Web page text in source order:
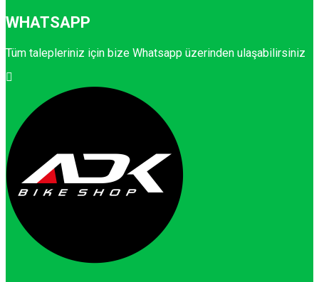
WHATSAPP
Tüm talepleriniz için bize Whatsapp üzerinden ulaşabilirsiniz